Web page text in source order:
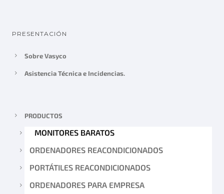
PRESENTACIÓN
Sobre Vasyco
Asistencia Técnica e Incidencias.
PRODUCTOS
MONITORES BARATOS
ORDENADORES REACONDICIONADOS
PORTÁTILES REACONDICIONADOS
ORDENADORES PARA EMPRESA